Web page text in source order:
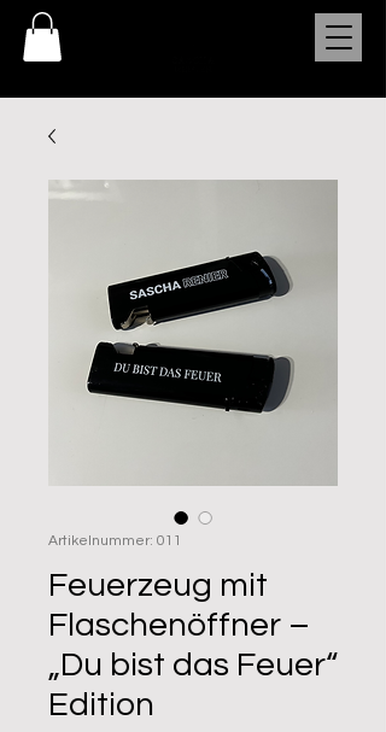
Artikelnummer: 011
Feuerzeug mit
Flaschenöffner –
„Du bist das Feuer“
Edition